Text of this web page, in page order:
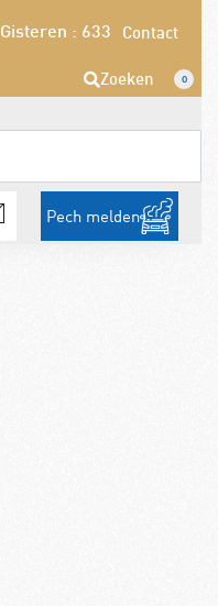
Gisteren : 633 Contact
Zoeken 0
Pech melden